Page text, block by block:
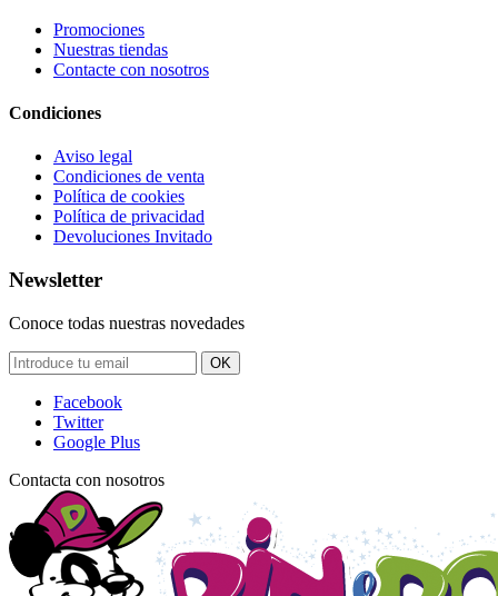
Promociones
Nuestras tiendas
Contacte con nosotros
Condiciones
Aviso legal
Condiciones de venta
Política de cookies
Política de privacidad
Devoluciones Invitado
Newsletter
Conoce todas nuestras novedades
OK
Facebook
Twitter
Google Plus
Contacta con nosotros